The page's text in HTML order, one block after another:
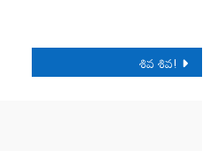
శివ శివ!